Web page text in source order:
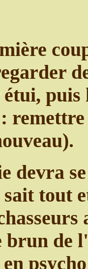
devra
tout
brun de